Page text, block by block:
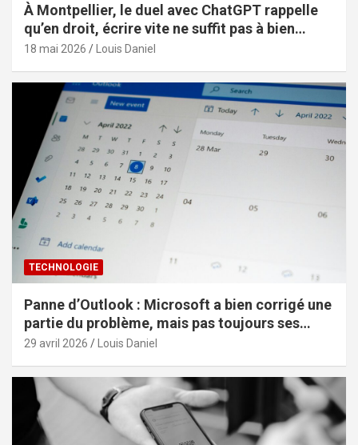
À Montpellier, le duel avec ChatGPT rappelle
qu’en droit, écrire vite ne suffit pas à bien
constituer
18 mai 2026 Louis Daniel
TECHNOLOGIE
Panne d’Outlook : Microsoft a bien corrigé une
partie du problème, mais pas toujours ses
effets
29 avril 2026 Louis Daniel